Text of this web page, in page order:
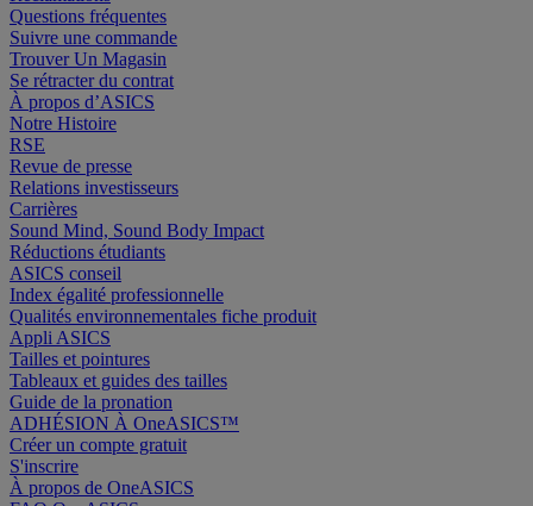
Questions fréquentes
Suivre une commande
Trouver Un Magasin
Se rétracter du contrat
À propos d’ASICS
Notre Histoire
RSE
Revue de presse
Relations investisseurs
Carrières
Sound Mind, Sound Body Impact
Réductions étudiants
ASICS conseil
Index égalité professionnelle
Qualités environnementales fiche produit
Appli ASICS
Tailles et pointures
Tableaux et guides des tailles
Guide de la pronation
ADHÉSION À OneASICS™
Créer un compte gratuit
S'inscrire
À propos de OneASICS